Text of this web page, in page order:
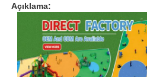
Açıklama: